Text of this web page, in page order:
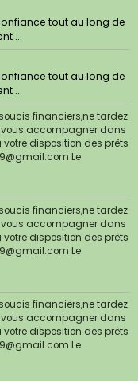
tout au long de
...
tout au long de
...
financiers,ne tardez
accompagner dans
disposition des prêts
Le
financiers,ne tardez
accompagner dans
disposition des prêts
Le
financiers,ne tardez
accompagner dans
disposition des prêts
Le